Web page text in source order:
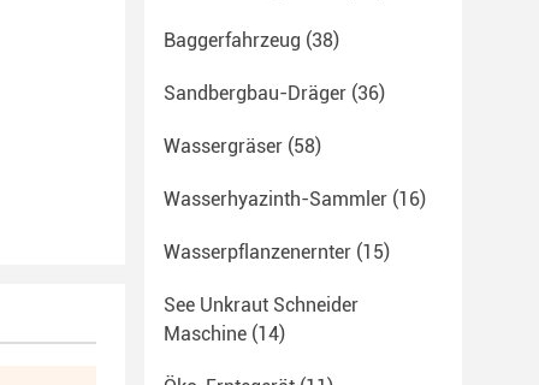
Baggerfahrzeug (38)
Sandbergbau-Dräger (36)
Wassergräser (58)
Wasserhyazinth-Sammler (16)
Wasserpflanzenernter (15)
See Unkraut Schneider
Maschine (14)